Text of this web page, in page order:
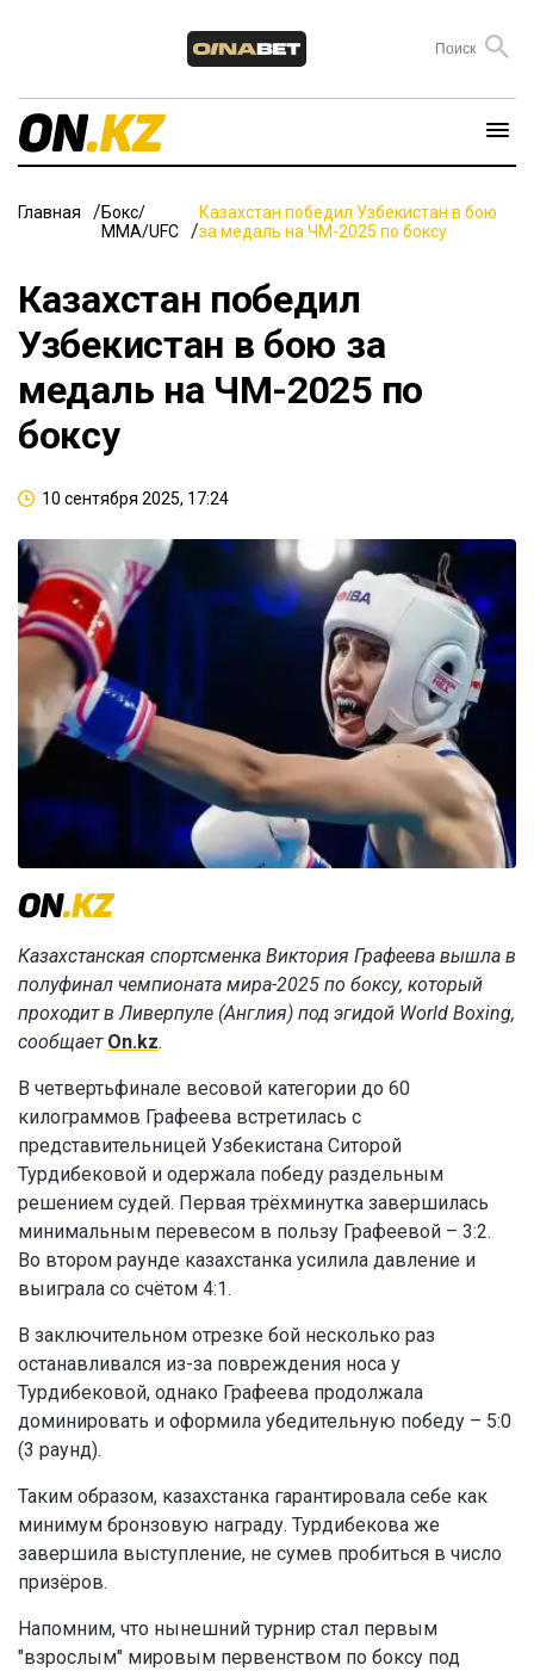
Главная
Бокс/
ММА/UFC
Казахстан победил Узбекистан в бою
за медаль на ЧМ-2025 по боксу
Казахстан победил
Узбекистан в бою за
медаль на ЧМ-2025 по
боксу
10 сентября 2025, 17:24
Казахстанская спортсменка Виктория Графеева вышла в
полуфинал чемпионата мира-2025 по боксу, который
проходит в Ливерпуле (Англия) под эгидой World Boxing,
сообщает On.kz.
В четвертьфинале весовой категории до 60
килограммов Графеева встретилась с
представительницей Узбекистана Ситорой
Турдибековой и одержала победу раздельным
решением судей. Первая трёхминутка завершилась
минимальным перевесом в пользу Графеевой – 3:2.
Во втором раунде казахстанка усилила давление и
выиграла со счётом 4:1.
В заключительном отрезке бой несколько раз
останавливался из-за повреждения носа у
Турдибековой, однако Графеева продолжала
доминировать и оформила убедительную победу – 5:0
(3 раунд).
Таким образом, казахстанка гарантировала себе как
минимум бронзовую награду. Турдибекова же
завершила выступление, не сумев пробиться в число
призёров.
Напомним, что нынешний турнир стал первым
"взрослым" мировым первенством по боксу под